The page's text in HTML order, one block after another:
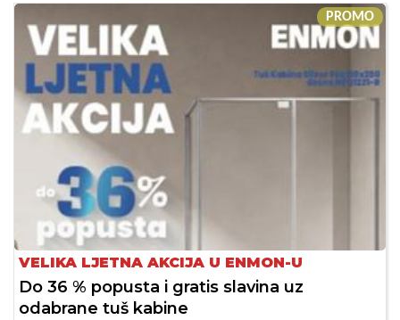
PROMO
VELIKA LJETNA AKCIJA U ENMON-U
Do 36 % popusta i gratis slavina uz
odabrane tuš kabine